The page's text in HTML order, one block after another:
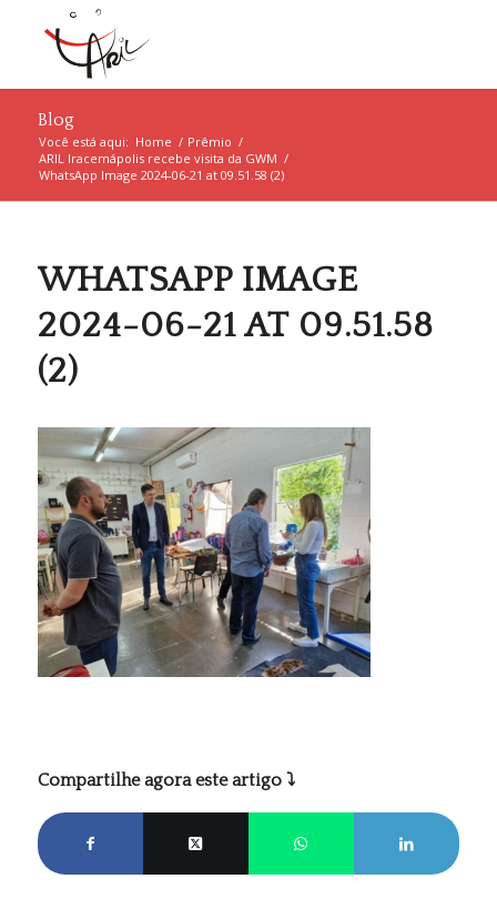
Blog
Você está aqui: Home / Prêmio /
ARIL Iracemápolis recebe visita da GWM /
WhatsApp Image 2024-06-21 at 09.51.58 (2)
WHATSAPP IMAGE
2024-06-21 AT 09.51.58
(2)
Compartilhe agora este artigo ⤵